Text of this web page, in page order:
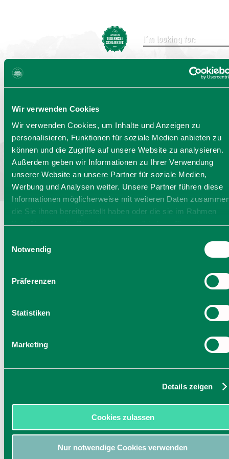
Wir verwenden Cookies
Wir verwenden Cookies, um Inhalte und Anzeigen zu
personalisieren, Funktionen für soziale Medien anbieten zu
können und die Zugriffe auf unsere Website zu analysieren.
Außerdem geben wir Informationen zu Ihrer Verwendung
unserer Website an unsere Partner für soziale Medien,
Werbung und Analysen weiter. Unsere Partner führen diese
Informationen möglicherweise mit weiteren Daten
die Sie ihnen bereitgestellt haben oder die sie im Rahmen
Ihrer Nutzung der Dienste gesammelt haben. Sie geben
weiterhin nutzen.
Notwendig
Präferenzen
Statistiken
Marketing
Details zeigen
Cookies zulassen
Nur notwendige Cookies verwenden
Bayern - traditionell anders
Send